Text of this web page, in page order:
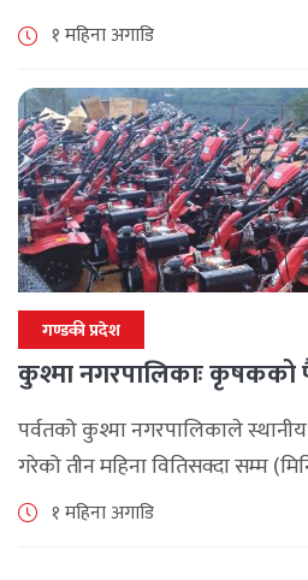
गण्डकी महिला टी–२० क्रिकेट
१ महिना अगाडि
गण्डकी प्रदेश
कुश्मा नगरपालिकाः
पर्वतको कुश्मा नगरपालिकाले
गरेको तीन महिना वितिसक्दा सम्म
वितरण नगरेपछि पर्वतको कुश्मा
१ महिना अगाडि